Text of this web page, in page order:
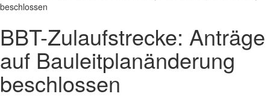
beschlossen
BBT-Zulaufstrecke: Anträge
auf Bauleitplanänderung
beschlossen